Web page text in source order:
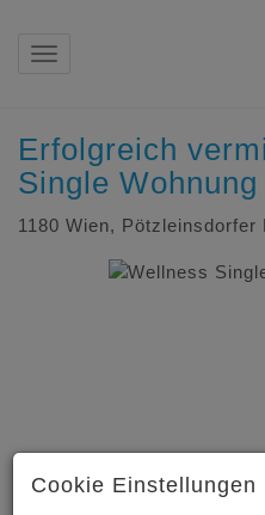
Navigation anzeigen
Erfolgreich
Single Wohnung
1180 Wien, Pötzleinsdorfer
Cookie Einstellungen